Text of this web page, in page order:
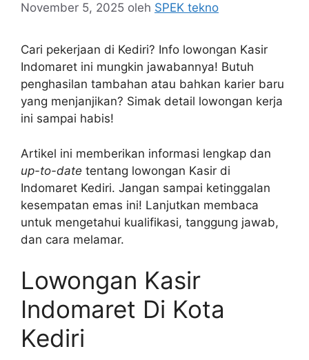
November 5, 2025 oleh SPEK tekno
Cari pekerjaan di Kediri? Info lowongan Kasir
Indomaret ini mungkin jawabannya! Butuh
penghasilan tambahan atau bahkan karier baru
yang menjanjikan? Simak detail lowongan kerja
ini sampai habis!
Artikel ini memberikan informasi lengkap dan
up-to-date tentang lowongan Kasir di
Indomaret Kediri. Jangan sampai ketinggalan
kesempatan emas ini! Lanjutkan membaca
untuk mengetahui kualifikasi, tanggung jawab,
dan cara melamar.
Lowongan Kasir
Indomaret Di Kota
Kediri